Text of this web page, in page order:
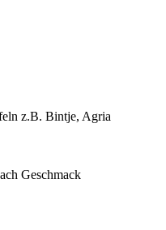
z.B. Bintje, Agria
Geschmack